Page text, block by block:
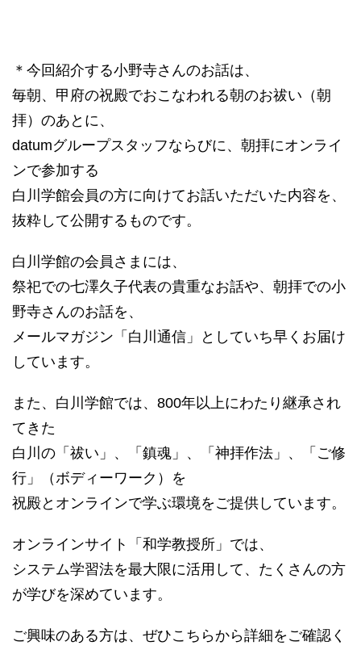
＊今回紹介する小野寺さんのお話は、
毎朝、甲府の祝殿でおこなわれる朝のお祓い（朝
拝）のあとに、
datumグループスタッフならびに、朝拝にオンライ
ンで参加する
白川学館会員の方に向けてお話いただいた内容を、
抜粋して公開するものです。
白川学館の会員さまには、
祭祀での七澤久子代表の貴重なお話や、朝拝での小
野寺さんのお話を、
メールマガジン「白川通信」としていち早くお届け
しています。
また、白川学館では、800年以上にわたり継承され
てきた
白川の「祓い」、「鎮魂」、「神拝作法」、「ご修
行」（ボディーワーク）を
祝殿とオンラインで学ぶ環境をご提供しています。
オンラインサイト「和学教授所」では、
システム学習法を最大限に活用して、たくさんの方
が学びを深めています。
ご興味のある方は、ぜひこちらから詳細をご確認く